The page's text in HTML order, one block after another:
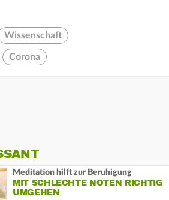
Wissenschaft
Corona
Meditation hilft zur Beruhigung
MIT SCHLECHTE NOTEN RICHTIG
UMGEHEN